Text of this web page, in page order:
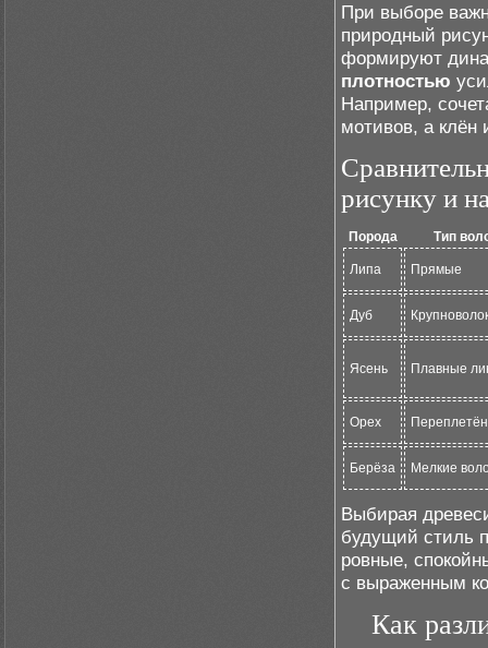
При выборе
природный
формируют
плотностью
Например,
мотивов, а
рисунку и
Порода Тип
Липа Прямые
Дуб
Ясень Плавные
Орех
Берёза Мелкие
Выбирая
будущий стиль
ровные,
с выраженным
Как